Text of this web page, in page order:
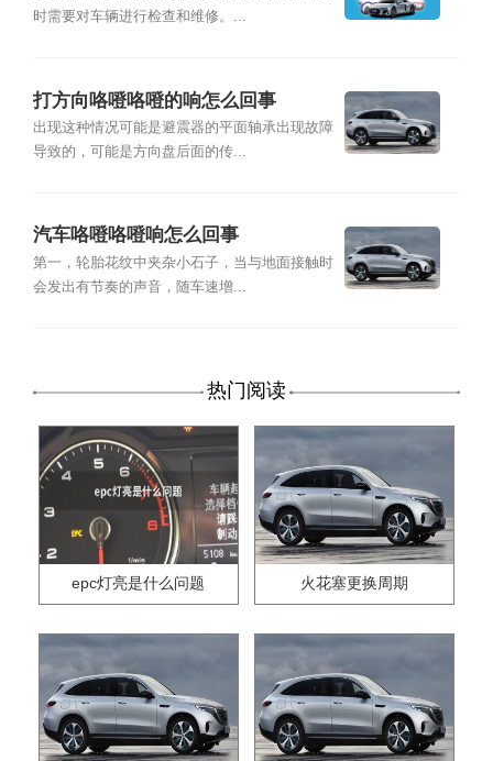
时需要对车辆进行检查和维修。...
打方向咯噔咯噔的响怎么回事
出现这种情况可能是避震器的平面轴承出现故障
导致的，可能是方向盘后面的传...
汽车咯噔咯噔响怎么回事
第一，轮胎花纹中夹杂小石子，当与地面接触时
会发出有节奏的声音，随车速增...
热门阅读
epc灯亮是什么问题 火花塞更换周期